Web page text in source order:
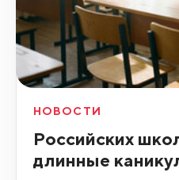
НОВОСТИ
Российских
длинные